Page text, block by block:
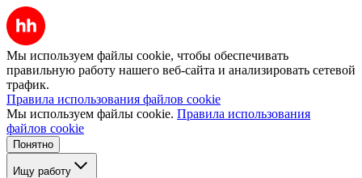
Мы используем файлы cookie, чтобы обеспечивать
правильную работу нашего веб-сайта и анализировать сетевой
трафик.
Правила использования файлов cookie
Мы используем файлы cookie. Правила использования
файлов cookie
Понятно
Ищу работу